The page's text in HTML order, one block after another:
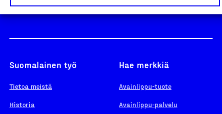
Suomalainen työ
Tietoa meistä
Historia
Hae merkkiä
Avainlippu-tuote
Avainlippu-palvelu